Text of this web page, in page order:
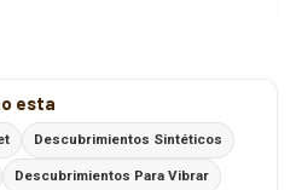
esta
Descubrimientos Sintéticos
Descubrimientos Para Vibrar